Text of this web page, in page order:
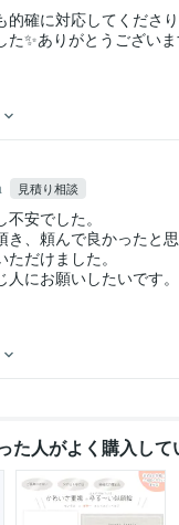
的確に対応してくださ
✨ありがとうございま
見積り相談
安でした。
、頼んで良かったと思
だけました。
にお願いしたいです。
た人がよく購入して